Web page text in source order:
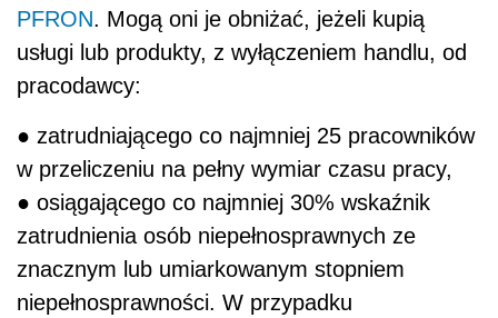
PFRON. Mogą oni je obniżać, jeżeli kupią
usługi lub produkty, z wyłączeniem handlu, od
pracodawcy:
● zatrudniającego co najmniej 25 pracowników
w przeliczeniu na pełny wymiar czasu pracy,
● osiągającego co najmniej 30% wskaźnik
zatrudnienia osób niepełnosprawnych ze
znacznym lub umiarkowanym stopniem
niepełnosprawności. W przypadku